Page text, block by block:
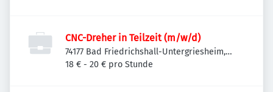
CNC-Dreher in Teilzeit (m/w/d)
74177 Bad Friedrichshall-Untergriesheim,
Deutschland
18 € - 20 € pro Stunde